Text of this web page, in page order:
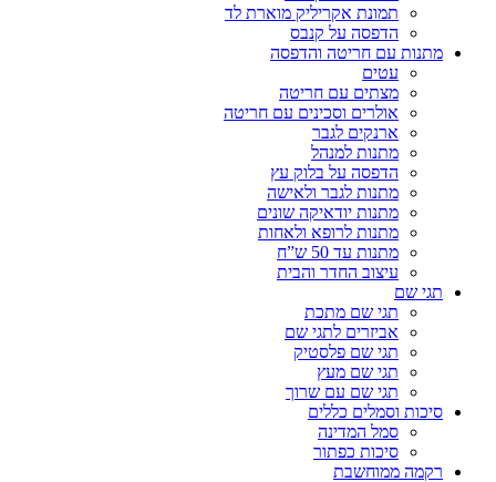
תמונת אקריליק מוארת לד
הדפסה על קנבס
מתנות עם חריטה והדפסה
עטים
מצתים עם חריטה
אולרים וסכינים עם חריטה
ארנקים לגבר
מתנות למנהל
הדפסה על בלוק עץ
מתנות לגבר ולאישה
מתנות יודאיקה שונים
מתנות לרופא ולאחות
מתנות עד 50 ש”ח
עיצוב החדר והבית
תגי שם
תגי שם מתכת
אביזרים לתגי שם
תגי שם פלסטיק
תגי שם מעץ
תגי שם עם שרוך
סיכות וסמלים כללים
סמל המדינה
סיכות כפתור
רקמה ממוחשבת